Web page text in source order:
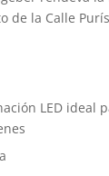
de la Calle
LED ideal